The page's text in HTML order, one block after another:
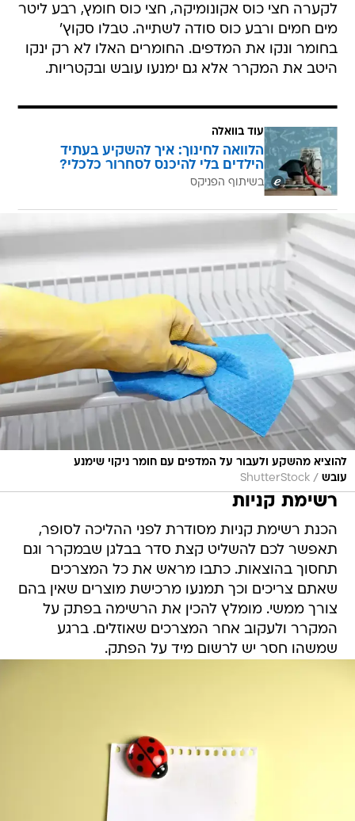
לקערה חצי כוס אקונומיקה, חצי כוס חומץ, רבע ליטר
מים חמים ורבע כוס סודה לשתייה. טבלו סקוץ'
בחומר ונקו את המדפים. החומרים האלו לא רק ינקו
היטב את המקרר אלא גם ימנעו עובש ובקטריות.
עוד בוואלה
הלוואה לחינוך: איך להשקיע בעתיד
הילדים בלי להיכנס לסחרור כלכלי?
בשיתוף הפניקס
להוציא מהשקע ולעבור על המדפים עם חומר ניקוי שימנע
עובש /
ShutterStock
רשימת קניות
הכנת רשימת קניות מסודרת לפני ההליכה לסופר,
תאפשר לכם להשליט קצת סדר בבלגן שבמקרר וגם
תחסוך בהוצאות. כתבו מראש את כל המצרכים
שאתם צריכים וכך תמנעו מרכישת מוצרים שאין בהם
צורך ממשי. מומלץ להכין את הרשימה בפתק על
המקרר ולעקוב אחר המצרכים שאוזלים. ברגע
שמשהו חסר יש לרשום מיד על הפתק.